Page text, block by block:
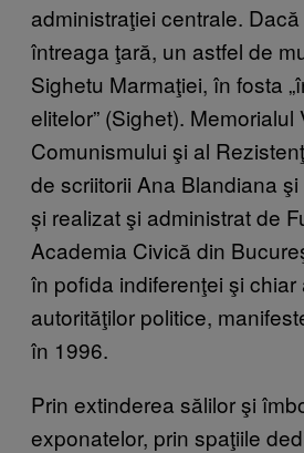
administraţiei centrale.
întreaga ţară, un astfel de
Sighetu Marmaţiei, în fosta
elitelor” (Sighet). Memorialul
Comunismului şi al
de scriitorii Ana Blandiana
și realizat şi administrat de
Academia Civică din
în pofida indiferenţei şi chiar
autorităţilor politice,
în 1996.
Prin extinderea sălilor şi
exponatelor, prin spaţiile